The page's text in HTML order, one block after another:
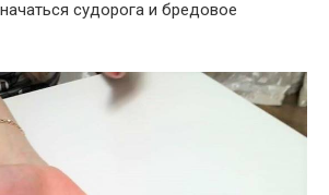
судорога и бредовое